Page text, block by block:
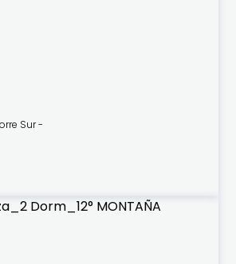
Sur -